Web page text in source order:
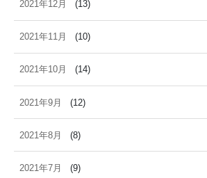
2021年12月 (13)
2021年11月 (10)
2021年10月 (14)
2021年9月 (12)
2021年8月 (8)
2021年7月 (9)